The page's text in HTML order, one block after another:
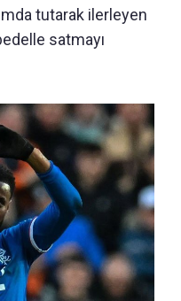
tutarak ilerleyen
satmayı